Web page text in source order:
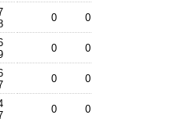
0 0
0 0
0 0
0 0